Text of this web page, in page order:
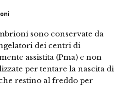
sono conservate da
dei centri di
assistita (Pma) e non
per tentare la nascita di
restino al freddo per